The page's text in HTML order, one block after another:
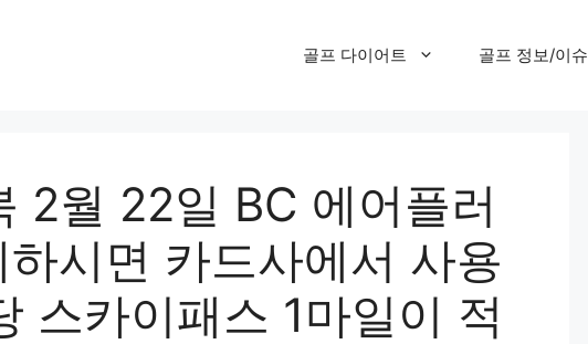
골프 다이어트 골프 정보/이슈
2월 22일 BC 에어플러
시면 카드사에서 사용
스카이패스 1마일이 적